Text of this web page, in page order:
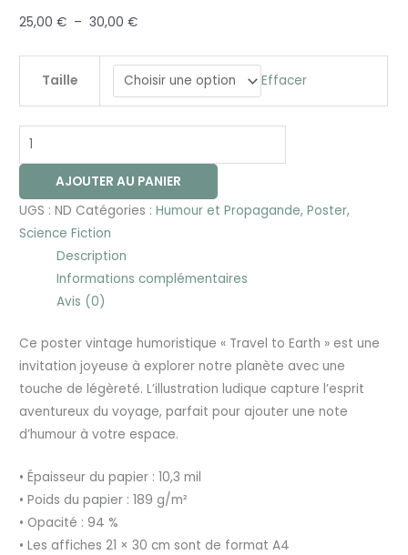
25,00€ – 30,00€
Taille Effacer
AJOUTER AU PANIER
UGS :ND Catégories :Humour et Propagande,Poster,
Science Fiction
Description
Informations complémentaires
Avis (0)
Ce poster vintage humoristique « Travel to Earth » est une
invitation joyeuse à explorer notre planète avec une
touche de légèreté. L’illustration ludique capture l’esprit
aventureux du voyage, parfait pour ajouter une note
d’humour à votre espace.
• Épaisseur du papier : 10,3 mil
• Poids du papier : 189 g/m²
• Opacité : 94 %
• Les affiches 21 × 30 cm sont de format A4